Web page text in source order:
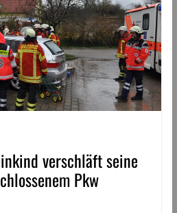
verschläft seine
Pkw